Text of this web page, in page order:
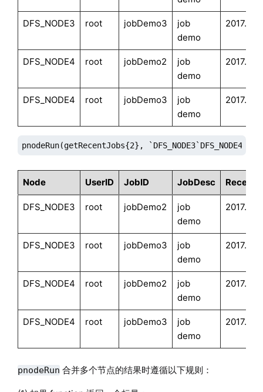
DFS_NODE3 root jobDemo3
job
demo
DFS_NODE4 root jobDemo2
job
demo
DFS_NODE4 root jobDemo3
job
demo
pnodeRun(getRecentJobs{2}, `DFS_NODE3`DFS_NODE4);
Node UserID JobID JobDesc
DFS_NODE3 root jobDemo2
job
demo
DFS_NODE3 root jobDemo3
job
demo
DFS_NODE4 root jobDemo2
job
demo
DFS_NODE4 root jobDemo3
job
demo
pnodeRun 合并多个节点的结果时遵循以下规则：